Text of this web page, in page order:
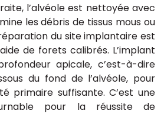
l’alvéole est nettoyée avec
les débris de tissus mous ou
du site implantaire est
de forets calibrés. L’implant
apicale, c’est-à-dire
du fond de l’alvéole, pour
primaire suffisante. C’est une
pour la réussite de